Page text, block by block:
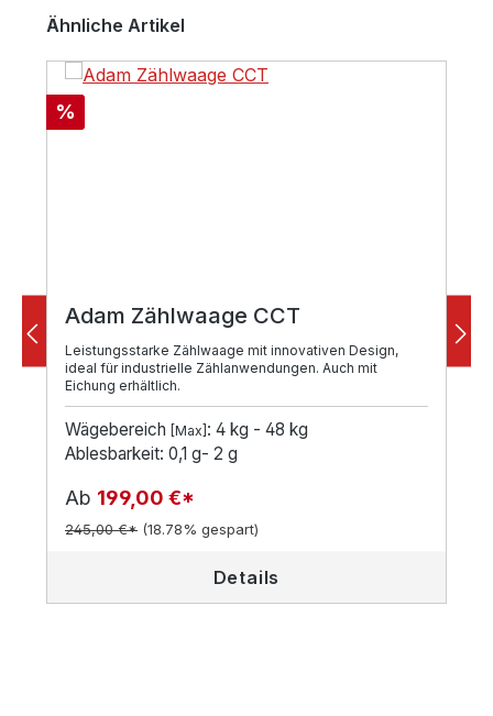
Produktgalerie überspringen
Ähnliche Artikel
Rabatt
%
Adam Zählwaage CCT
Leistungsstarke Zählwaage mit innovativen Design,
ideal für industrielle Zählanwendungen. Auch mit
Eichung erhältlich.
Wägebereich [Max] : 4 kg - 48 kg
Ablesbarkeit: 0,1 g- 2 g
Ab 199,00 €*
245,00 €* (18.78% gespart)
Details